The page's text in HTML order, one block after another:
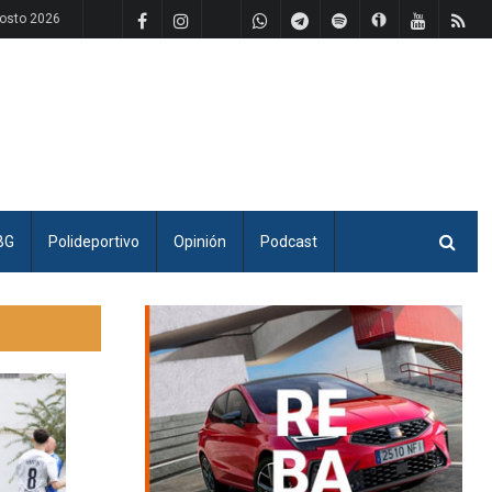
2026
Polideportivo Opinión Podcast